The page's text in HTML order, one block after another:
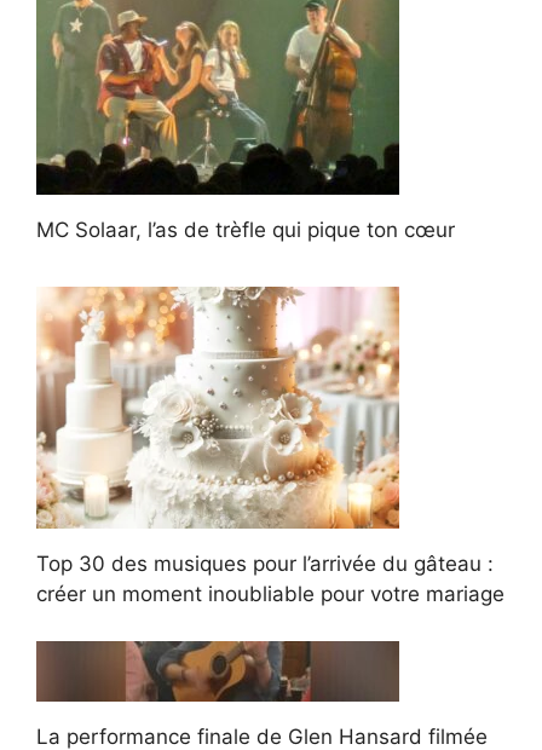
MC Solaar, l’as de trèfle qui pique ton cœur
Top 30 des musiques pour l’arrivée du gâteau :
créer un moment inoubliable pour votre mariage
La performance finale de Glen Hansard filmée